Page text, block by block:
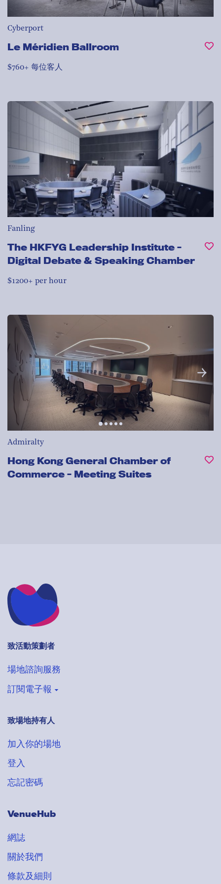
Cyberport
Le Méridien Ballroom
$760+ 每位客人
Fanling
The HKFYG Leadership Institute -
Digital Debate & Speaking Chamber
$1200+ per hour
Admiralty
Hong Kong General Chamber of
Commerce - Meeting Suites
致活動策劃者
場地諮詢服務
訂閱電子報
登記收取VenueHub電子通訊
搶先獲得最新場地情報
致場地持有人
加入你的場地
登入
忘記密碼
VenueHub
網誌
關於我們
條款及細則